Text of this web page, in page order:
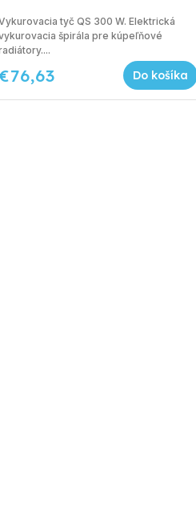
Do košíka
tyč QS 300 W. Elektrická
špirála pre kúpeľňové